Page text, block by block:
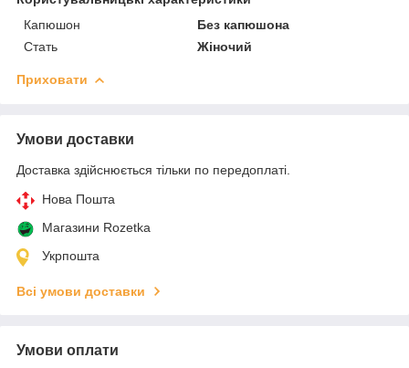
Капюшон
Без капюшона
Стать
Жіночий
Приховати
Умови доставки
Доставка здійснюється тільки по передоплаті.
Нова Пошта
Магазини Rozetka
Укрпошта
Всі умови доставки
Умови оплати